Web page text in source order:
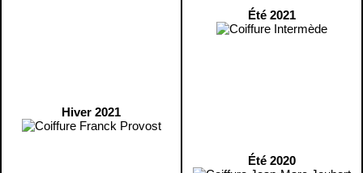
Hiver 2021
Été 2021
Été 2020